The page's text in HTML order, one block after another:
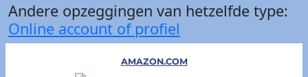
Andere opzeggingen van hetzelfde type:
Online account of profiel
AMAZON.COM